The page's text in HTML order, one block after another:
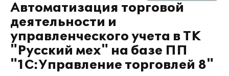
Автоматизация торговой
деятельности и
управленческого учета в ТК
"Русский мех" на базе ПП
"1С:Управление торговлей 8"